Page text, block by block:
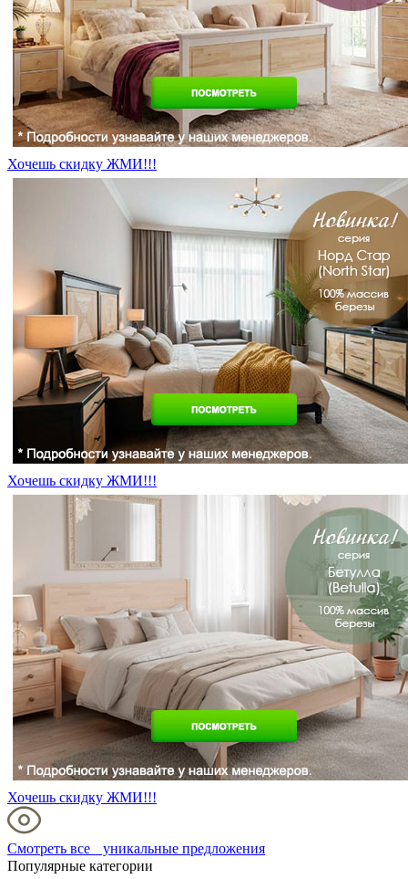
Хочешь скидку ЖМИ!!!
Хочешь скидку ЖМИ!!!
Хочешь скидку ЖМИ!!!
Смотреть все уникальные предложения
Популярные категории